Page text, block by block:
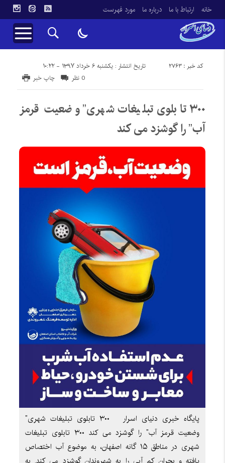
خانه ارتباط با ما درباره ما مورد فهرست
تاریخ انتشار : یکشنبه ۶ خرداد ۱۳۹۷ - ۱۰:۲۲ کد خبر : 2763
چاپ خبر 0 نظر
۳۰۰ تابلوی تبلیغات شهری” وضعیت قرمز
آب” را گوشزد می کند
پایگاه خبری دنیای اسرار ۳۰۰ تابلوی تبلیغات شهری”
وضعیت قرمز آب” را گوشزد می کند ۳۰۰ تابلوی تبلیغات
شهری در مناطق ۱۵ گانه اصفهان، به موضوع آب اختصاص